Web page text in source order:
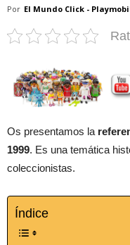
Por El Mundo Click -
Os presentamos la
1999. Es una temática
coleccionistas.
Índice